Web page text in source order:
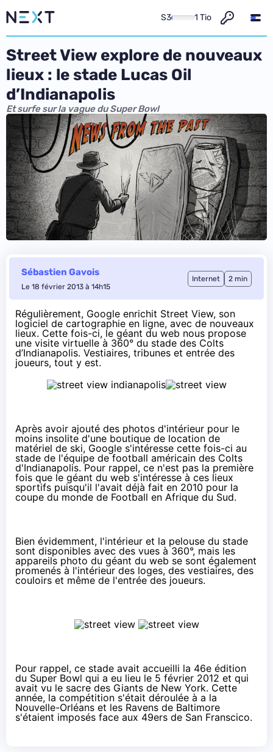
S3 1 Tio
Street View explore de nouveaux
lieux : le stade Lucas Oil
d’Indianapolis
Et surfe sur la vague du Super Bowl
Sébastien Gavois
Le 18 février 2013 à 14h15
Internet 2 min
Régulièrement, Google enrichit Street View, son
logiciel de cartographie en ligne, avec de nouveaux
lieux. Cette fois-ci, le géant du web nous propose
une visite virtuelle à 360° du stade des Colts
d’Indianapolis. Vestiaires, tribunes et entrée des
joueurs, tout y est.
Après avoir ajouté des photos d'intérieur pour le
moins insolite d'une boutique de location de
matériel de ski, Google s'intéresse cette fois-ci au
stade de l'équipe de football américain des Colts
d'Indianapolis. Pour rappel, ce n'est pas la première
fois que le géant du web s'intéresse à ces lieux
sportifs puisqu'il l'avait déjà fait en 2010 pour la
coupe du monde de Football en Afrique du Sud.
Bien évidemment, l'intérieur et la pelouse du stade
sont disponibles avec des vues à 360°, mais les
appareils photo du géant du web se sont également
promenés à l'intérieur des loges, des vestiaires, des
couloirs et même de l'entrée des joueurs.
Pour rappel, ce stade avait accueilli la 46e édition
du Super Bowl qui a eu lieu le 5 février 2012 et qui
avait vu le sacre des Giants de New York. Cette
année, la compétition s'était déroulée à a la
Nouvelle-Orléans et les Ravens de Baltimore
s'étaient imposés face aux 49ers de San Franscico.